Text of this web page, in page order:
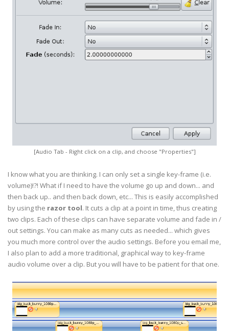
[Audio Tab - Right click on a clip, and choose "Properties"]
I know what you are thinking. I can only set a single key-frame (i.e.
volume)!?! What if I need to have the volume go up and down... and
then back up.. and then back down, etc... This is easily accomplished
by using the razor tool. It cuts a clip at a point in time, thus creating
two clips. Each of these clips can have separate volume and fade in /
out settings. You can make as many cuts as needed... which gives
you much more control over the audio settings. Before you email me,
I also plan to add a more traditional, graphical way to key-frame
audio volume over a clip. But you will have to be patient for that one.